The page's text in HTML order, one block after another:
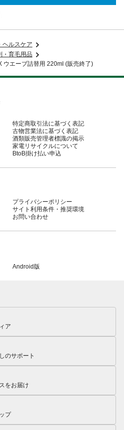
ヘルスケア
・育毛用品
ウエーブ詰替用 220ml (販売終了)
特定商取引法に基づく表記
古物営業法に基づく表記
酒類販売管理者標識の掲示
家電リサイクルについて
BtoB掛け払い申込
プライバシーポリシー
サイト利用条件・推奨環境
お問い合わせ
Android版
ア
のサポート
をお届け
プ